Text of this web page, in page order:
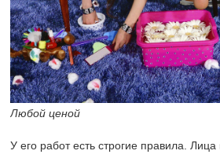
Любой ценой
У его работ есть строгие правила. Лица